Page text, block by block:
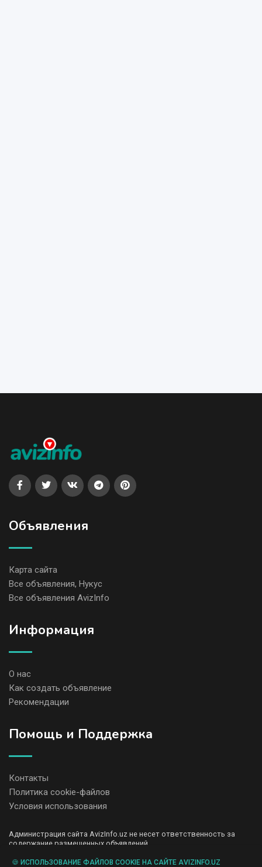
Объявления
Карта сайта
Все объявления, Нукус
Все объявления AvizInfo
Информация
О нас
Как создать объявление
Рекомендации
Помощь и Поддержка
Контакты
Политика cookie-файлов
Условия использования
Администрация сайта AvizInfo.uz не несет ответственность за
содержание размещенных объявлений.
передаем и не продаем личную информацию зарегистрированных
🍪 ИСПОЛЬЗОВАНИЕ ФАЙЛОВ COOKIE НА САЙТЕ AVIZINFO.UZ